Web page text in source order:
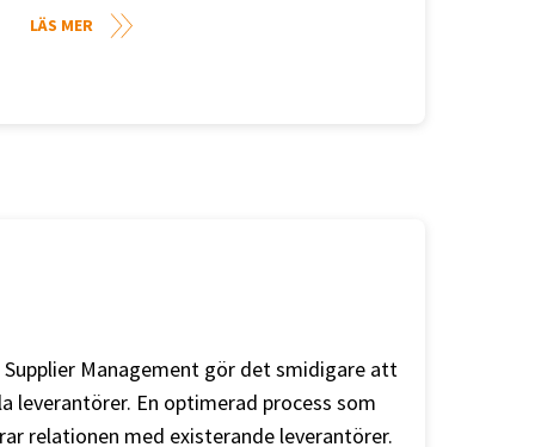
LÄS MER
Management gör det smidigare att
leverantörer. En optimerad process som
relationen med existerande leverantörer.